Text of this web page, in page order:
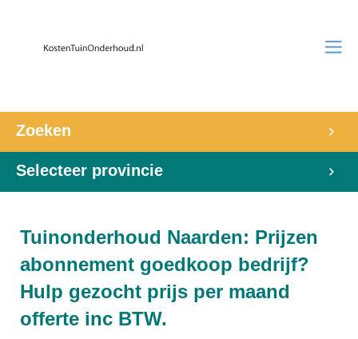
Zoeken
Selecteer provincie
Tuinonderhoud Naarden: Prijzen
abonnement goedkoop bedrijf?
Hulp gezocht prijs per maand
offerte inc BTW.